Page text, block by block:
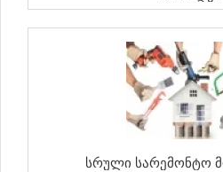
Სრული Სარემონტო